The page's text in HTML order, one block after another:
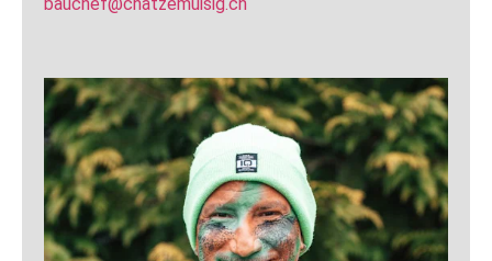
bauchef@chatzemuisig.ch